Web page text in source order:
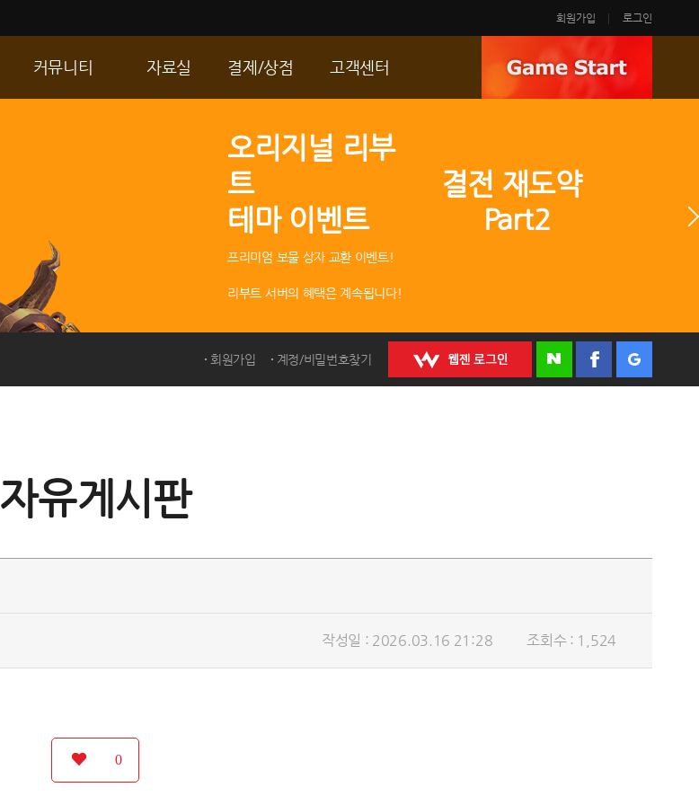
회원가입 로그인
오리지널 리부
트 결전 재도약
테마 이벤트 Part2
프리미엄 보물 상자 교환 이벤트!
리부트 서버의 혜택은 계속됩니다!
회원가입 계정/비밀번호찾기
커뮤니티
GM노트
자료실 결제/상점
마이 Wshop
내 캐시
고객센터
문의/신고
운영정책
자유게시판
작성일 : 2026.03.16 21:28 조회수 : 1,524
0